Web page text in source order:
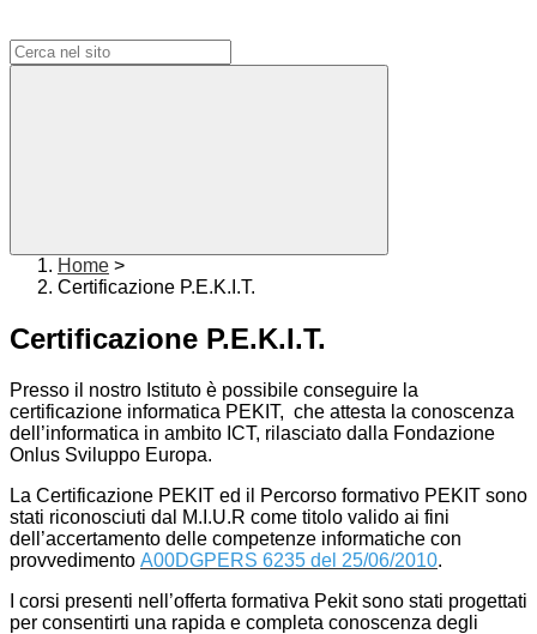
Home >
Certificazione P.E.K.I.T.
Certificazione P.E.K.I.T.
Presso il nostro Istituto è possibile conseguire la
certificazione informatica PEKIT, che attesta la conoscenza
dell’informatica in ambito ICT, rilasciato dalla Fondazione
Onlus Sviluppo Europa.
La Certificazione PEKIT ed il Percorso formativo PEKIT sono
stati riconosciuti dal M.I.U.R come titolo valido ai fini
dell’accertamento delle competenze informatiche con
provvedimento A00DGPERS 6235 del 25/06/2010.
I corsi presenti nell’offerta formativa Pekit sono stati progettati
per consentirti una rapida e completa conoscenza degli